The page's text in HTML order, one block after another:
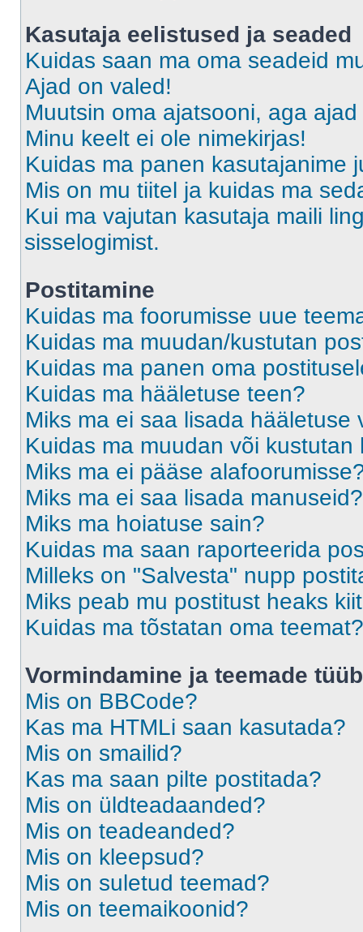
Kasutaja eelistused ja seaded
Kuidas saan ma oma seadeid
Ajad on valed!
Muutsin oma ajatsooni, aga
Minu keelt ei ole nimekirjas!
Kuidas ma panen kasutajanime
Mis on mu tiitel ja kuidas ma
Kui ma vajutan kasutaja maili
sisselogimist.
Postitamine
Kuidas ma foorumisse uue
Kuidas ma muudan/kustutan
Kuidas ma panen oma
Kuidas ma hääletuse teen?
Miks ma ei saa lisada hääletuse
Kuidas ma muudan või kustutan
Miks ma ei pääse
Miks ma ei saa lisada manuseid?
Miks ma hoiatuse sain?
Kuidas ma saan raporteerida
Milleks on "Salvesta" nupp
Miks peab mu postitust heaks
Kuidas ma tõstatan oma teemat?
Vormindamine ja teemade
Mis on BBCode?
Kas ma HTMLi saan kasutada?
Mis on smailid?
Kas ma saan pilte postitada?
Mis on üldteadaanded?
Mis on teadeanded?
Mis on kleepsud?
Mis on suletud teemad?
Mis on teemaikoonid?